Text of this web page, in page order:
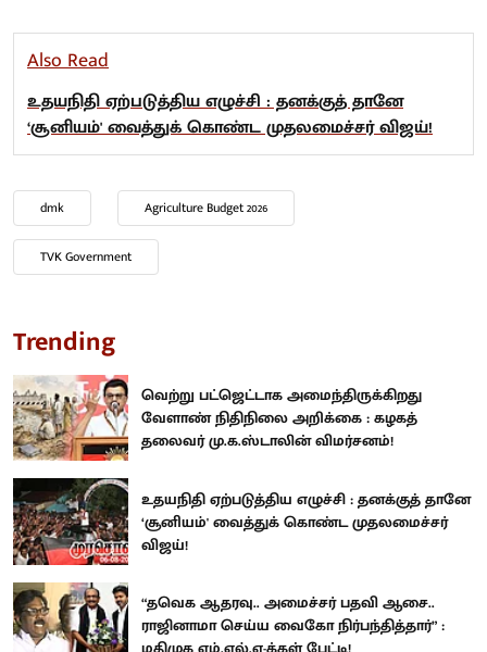
Also Read
உதயநிதி ஏற்படுத்திய எழுச்சி : தனக்குத் தானே
‘சூனியம்' வைத்துக் கொண்ட முதலமைச்சர் விஜய்!
dmk Agriculture Budget 2026
TVK Government
Trending
வெற்று பட்ஜெட்டாக அமைந்திருக்கிறது
வேளாண் நிதிநிலை அறிக்கை : கழகத்
தலைவர் மு.க.ஸ்டாலின் விமர்சனம்!
உதயநிதி ஏற்படுத்திய எழுச்சி : தனக்குத் தானே
‘சூனியம்' வைத்துக் கொண்ட முதலமைச்சர்
விஜய்!
“தவெக ஆதரவு.. அமைச்சர் பதவி ஆசை..
ராஜினாமா செய்ய வைகோ நிர்பந்தித்தார்” :